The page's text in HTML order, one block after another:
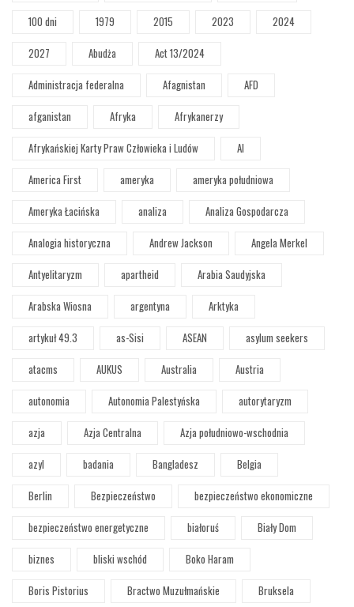
100 dni
1979 2015 2023
2024
2027
Abudża
Act 13/2024
Administracja federalna
Afagnistan
AFD
afganistan
Afryka
Afrykanerzy
Afrykańskiej Karty Praw Człowieka i Ludów
AI
America First
ameryka
ameryka południowa
Ameryka Łacińska
analiza
Analiza Gospodarcza
Analogia historyczna
Andrew Jackson
Angela Merkel
Antyelitaryzm
apartheid
Arabia Saudyjska
Arabska Wiosna
argentyna
Arktyka
artykuł 49.3
as-Sisi ASEAN
asylum seekers
atacms
AUKUS Australia
Austria
autonomia
Autonomia Palestyńska
autorytaryzm
azja
Azja Centralna
Azja południowo-wschodnia
azyl
badania Bangladesz
Belgia
Berlin
Bezpieczeństwo
bezpieczeństwo ekonomiczne
bezpieczeństwo energetyczne
białoruś
Biały Dom
biznes
bliski wschód
Boko Haram
Boris Pistorius
Bractwo Muzułmańskie Bruksela